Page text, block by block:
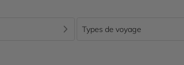
Types de voyage